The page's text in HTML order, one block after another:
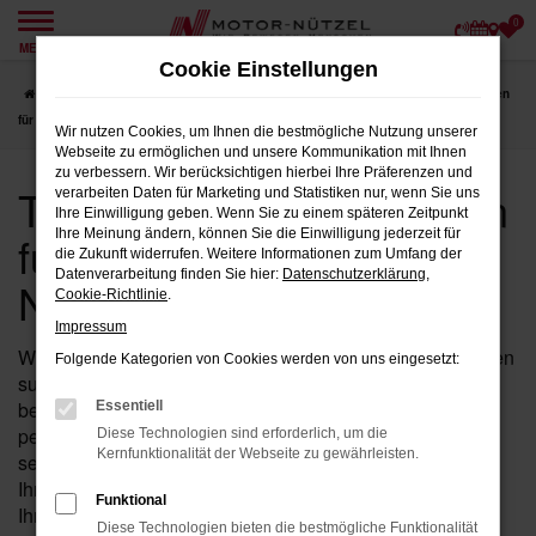
Zum
springen
MENÜ
0
Toyota Aygo X Neuwagen
für Weiden bei Motor-Nützel
Toyota Aygo X Neuwagen
für Weiden bei Motor-
Nützel
Wenn Sie in der Nähe von Weiden nach einem Neuwagen
suchen, der sowohl durch Stil als auch durch Leistung
besticht, ist der Aygo X von Toyota bei Motor-Nützel die
perfekte Wahl für Sie. Als Ihr etabliertes Toyota Autohaus
seit über 90 Jahren in der Nähe von Weiden bieten wir
Ihnen eine breite Auswahl an Aygo X Neuwagen, die all
Ihre Erwartungen erfüllen werden.
Cookie Einstellungen
Wir nutzen Cookies, um Ihnen die bestmögliche Nutzung unserer
Webseite zu ermöglichen und unsere Kommunikation mit Ihnen
zu verbessern. Wir berücksichtigen hierbei Ihre Präferenzen und
verarbeiten Daten für Marketing und Statistiken nur, wenn Sie uns
Ihre Einwilligung geben. Wenn Sie zu einem späteren Zeitpunkt
Ihre Meinung ändern, können Sie die Einwilligung jederzeit für
die Zukunft widerrufen. Weitere Informationen zum Umfang der
Datenverarbeitung finden Sie hier: Datenschutzerklärung,
Cookie-Richtlinie.
Impressum
Folgende Kategorien von Cookies werden von uns eingesetzt:
Essentiell
Diese Technologien sind erforderlich, um die
Kernfunktionalität der Webseite zu gewährleisten.
Funktional
Diese Technologien bieten die bestmögliche Funktionalität